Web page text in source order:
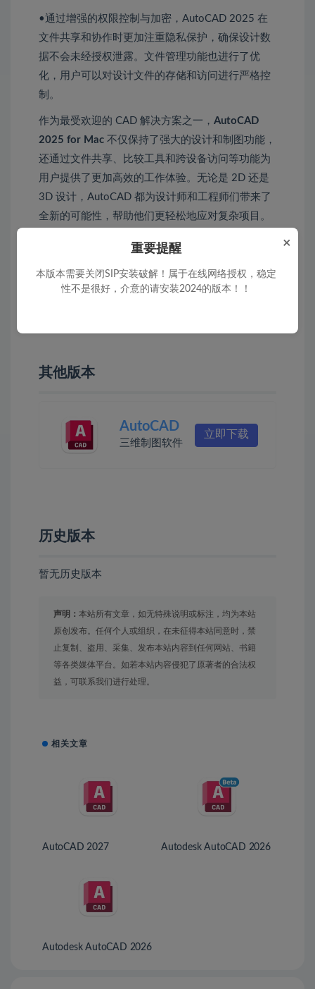
•通过增强的权限控制与加密，AutoCAD 2025 在
文件共享和协作时更加注重隐私保护，确保设计数
据不会未经授权泄露。文件管理功能也进行了优
化，用户可以对设计文件的存储和访问进行严格控
制。
作为最受欢迎的 CAD 解决方案之一， AutoCAD
2025 for Mac 不仅保持了强大的设计和制图功能，
还通过文件共享、比较工具和跨设备访问等功能为
用户提供了更加高效的工作体验。无论是 2D 还是
3D 设计，AutoCAD 都为设计师和工程师们带来了
全新的可能性，帮助他们更轻松地应对复杂项目。
安装教程
其他版本
AutoCAD
三维制图软件
立即下载
历史版本
暂无历史版本
声明： 本站所有文章，如无特殊说明或标注，均为本站
原创发布。任何个人或组织，在未征得本站同意时，禁
止复制、盗用、采集、发布本站内容到任何网站、书籍
等各类媒体平台。如若本站内容侵犯了原著者的合法权
益，可联系我们进行处理。
相关文章
AutoCAD 2027 Autodesk AutoCAD 2026
Autodesk AutoCAD 2026
×
重要提醒
本版本需要关闭SIP安装破解！属于在线网络授权，稳定
性不是很好，介意的请安装2024的版本！！